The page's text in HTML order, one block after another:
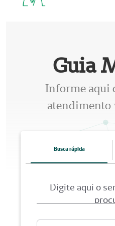
Guia
Informe aqui
atendimento
Busca rápida
Digite aqui o